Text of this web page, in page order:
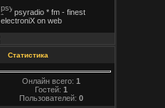
psyradio * fm - finest
electroniX on web
Статистика
Онлайн всего: 1
Гостей: 1
Пользователей: 0